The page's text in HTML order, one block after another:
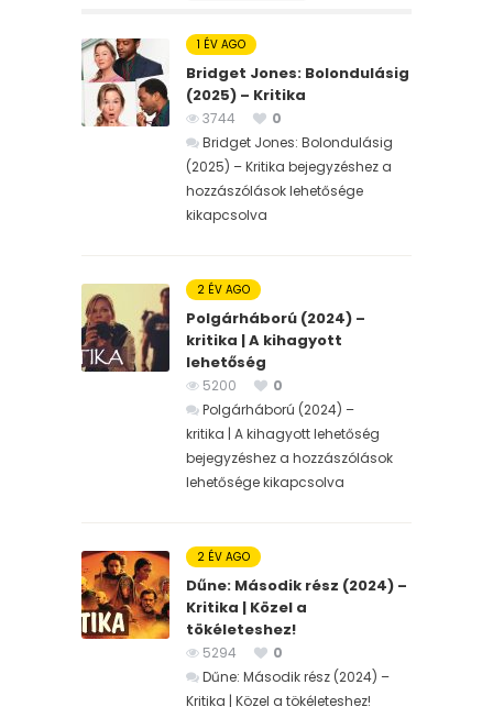
1 ÉV AGO
Bridget Jones: Bolondulásig
(2025) – Kritika
3744
0
Bridget Jones: Bolondulásig
(2025) – Kritika bejegyzéshez a
hozzászólások lehetősége
kikapcsolva
2 ÉV AGO
Polgárháború (2024) –
kritika | A kihagyott
lehetőség
5200
0
Polgárháború (2024) –
kritika | A kihagyott lehetőség
bejegyzéshez a hozzászólások
lehetősége kikapcsolva
2 ÉV AGO
Dűne: Második rész (2024) –
Kritika | Közel a
tökéleteshez!
5294
0
Dűne: Második rész (2024) –
Kritika | Közel a tökéleteshez!